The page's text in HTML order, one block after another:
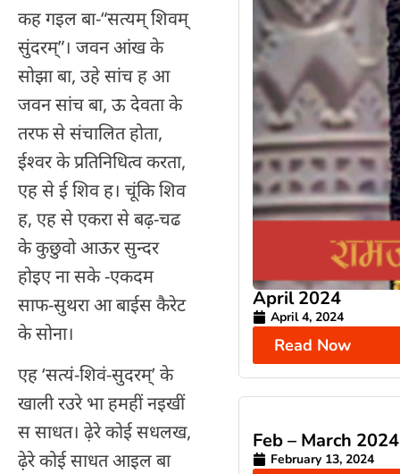
कह गइल बा-“सत्यम् शिवम्
सुंदरम्”। जवन आंख के
सोझा बा, उहे सांच ह आ
जवन सांच बा, ऊ देवता के
तरफ से संचालित होता,
ईश्वर के प्रतिनिधित्व करता,
एह से ई शिव ह। चूंकि शिव
ह, एह से एकरा से बढ़-चढ
के कुछुवो आऊर सुन्दर
होइए ना सके -एकदम
साफ-सुथरा आ बाईस कैरेट
के सोना।
एह ‘सत्यं-शिवं-सुदरम्’ के
खाली रउरे भा हमहीं नइखीं
स साधत। ढ़ेरे कोई सधलख,
ढ़ेरे कोई साधत आइल बा
April 2024
April 4, 2024
Read Now
Feb – March 2024
February 13, 2024